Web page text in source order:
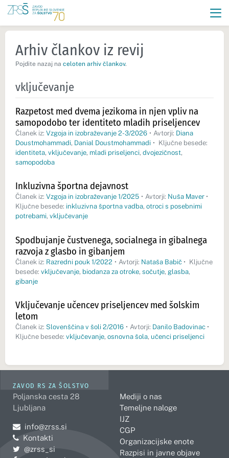
Arhiv člankov iz revij
Pojdite nazaj na celoten arhiv člankov.
vključevanje
Razpetost med dvema jezikoma in njen vpliv na
samopodobo ter identiteto mladih priseljencev
Članek iz: Vzgoja in izobraževanje 2-3/2026 • Avtorji: Diana
Doustmohammadi, Danial Doustmohammadi • Ključne besede:
identiteta, vključevanje, mladi priseljenci, dvojezičnost,
samopodoba
Inkluzivna športna dejavnost
Članek iz: Vzgoja in izobraževanje 1/2025 • Avtorji: Nuša Maver •
Ključne besede: inkluzivna športna vadba, otroci s posebnimi
potrebami, vključevanje
Spodbujanje čustvenega, socialnega in gibalnega
razvoja z glasbo in gibanjem
Članek iz: Razredni pouk 1/2022 • Avtorji: Nataša Babič • Ključne
besede: vključevanje, biodanza za otroke, sočutje, glasba,
gibanje
Vključevanje učencev priseljencev med šolskim
letom
Članek iz: Slovenščina v šoli 2/2016 • Avtorji: Danilo Badovinac •
Ključne besede: vključevanje, osnovna šola, učenci priseljenci
ZAVOD RS ZA ŠOLSTVO
Poljanska cesta 28
Ljubljana
Pošljite e-mail na
info@zrss.si
Kontakti
Pojdite na Twitter:
@zrss_si
Mediji o nas
Temeljne naloge
IJZ
CGP
Organizacijske enote
Razpisi in javne objave